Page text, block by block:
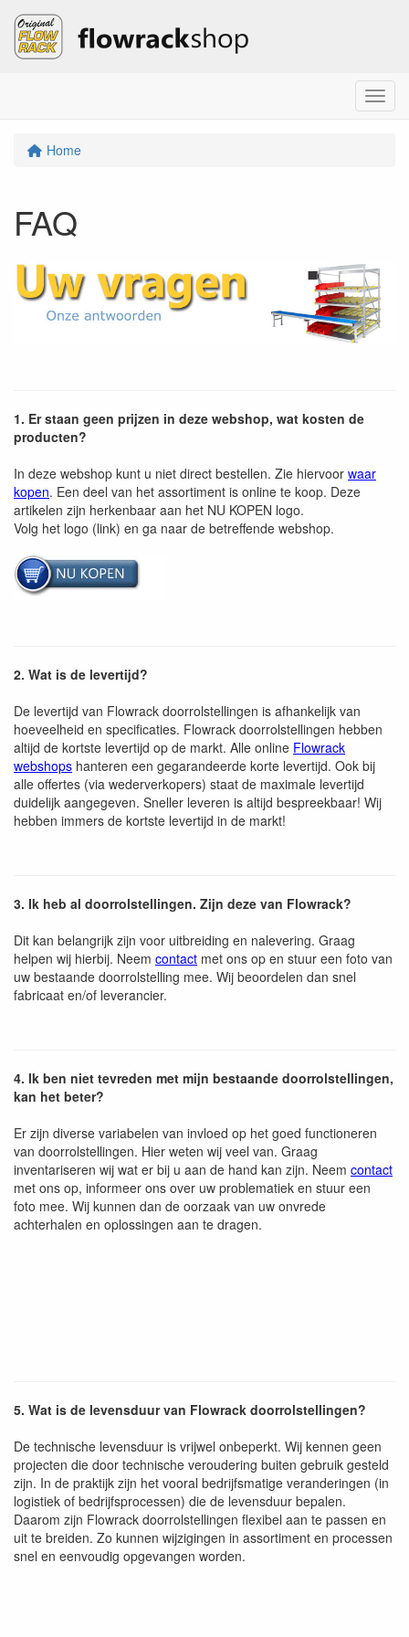
Menu
Home
FAQ
1. Er staan geen prijzen in deze webshop, wat kosten de
producten?
In deze webshop kunt u niet direct bestellen. Zie hiervoor waar
kopen. Een deel van het assortiment is online te koop. Deze
artikelen zijn herkenbaar aan het NU KOPEN logo.
Volg het logo (link) en ga naar de betreffende webshop.
2. Wat is de levertijd?
De levertijd van Flowrack doorrolstellingen is afhankelijk van
hoeveelheid en specificaties. Flowrack doorrolstellingen hebben
altijd de kortste levertijd op de markt. Alle online Flowrack
webshops hanteren een gegarandeerde korte levertijd. Ook bij
alle offertes (via wederverkopers) staat de maximale levertijd
duidelijk aangegeven. Sneller leveren is altijd bespreekbaar! Wij
hebben immers de kortste levertijd in de markt!
3. Ik heb al doorrolstellingen. Zijn deze van Flowrack?
Dit kan belangrijk zijn voor uitbreiding en nalevering. Graag
helpen wij hierbij. Neem contact met ons op en stuur een foto van
uw bestaande doorrolstelling mee. Wij beoordelen dan snel
fabricaat en/of leverancier.
4. Ik ben niet tevreden met mijn bestaande doorrolstellingen,
kan het beter?
Er zijn diverse variabelen van invloed op het goed functioneren
van doorrolstellingen. Hier weten wij veel van. Graag
inventariseren wij wat er bij u aan de hand kan zijn. Neem contact
met ons op, informeer ons over uw problematiek en stuur een
foto mee. Wij kunnen dan de oorzaak van uw onvrede
achterhalen en oplossingen aan te dragen.
5. Wat is de levensduur van Flowrack doorrolstellingen?
De technische levensduur is vrijwel onbeperkt. Wij kennen geen
projecten die door technische veroudering buiten gebruik gesteld
zijn. In de praktijk zijn het vooral bedrijfsmatige veranderingen (in
logistiek of bedrijfsprocessen) die de levensduur bepalen.
Daarom zijn Flowrack doorrolstellingen flexibel aan te passen en
uit te breiden. Zo kunnen wijzigingen in assortiment en processen
snel en eenvoudig opgevangen worden.